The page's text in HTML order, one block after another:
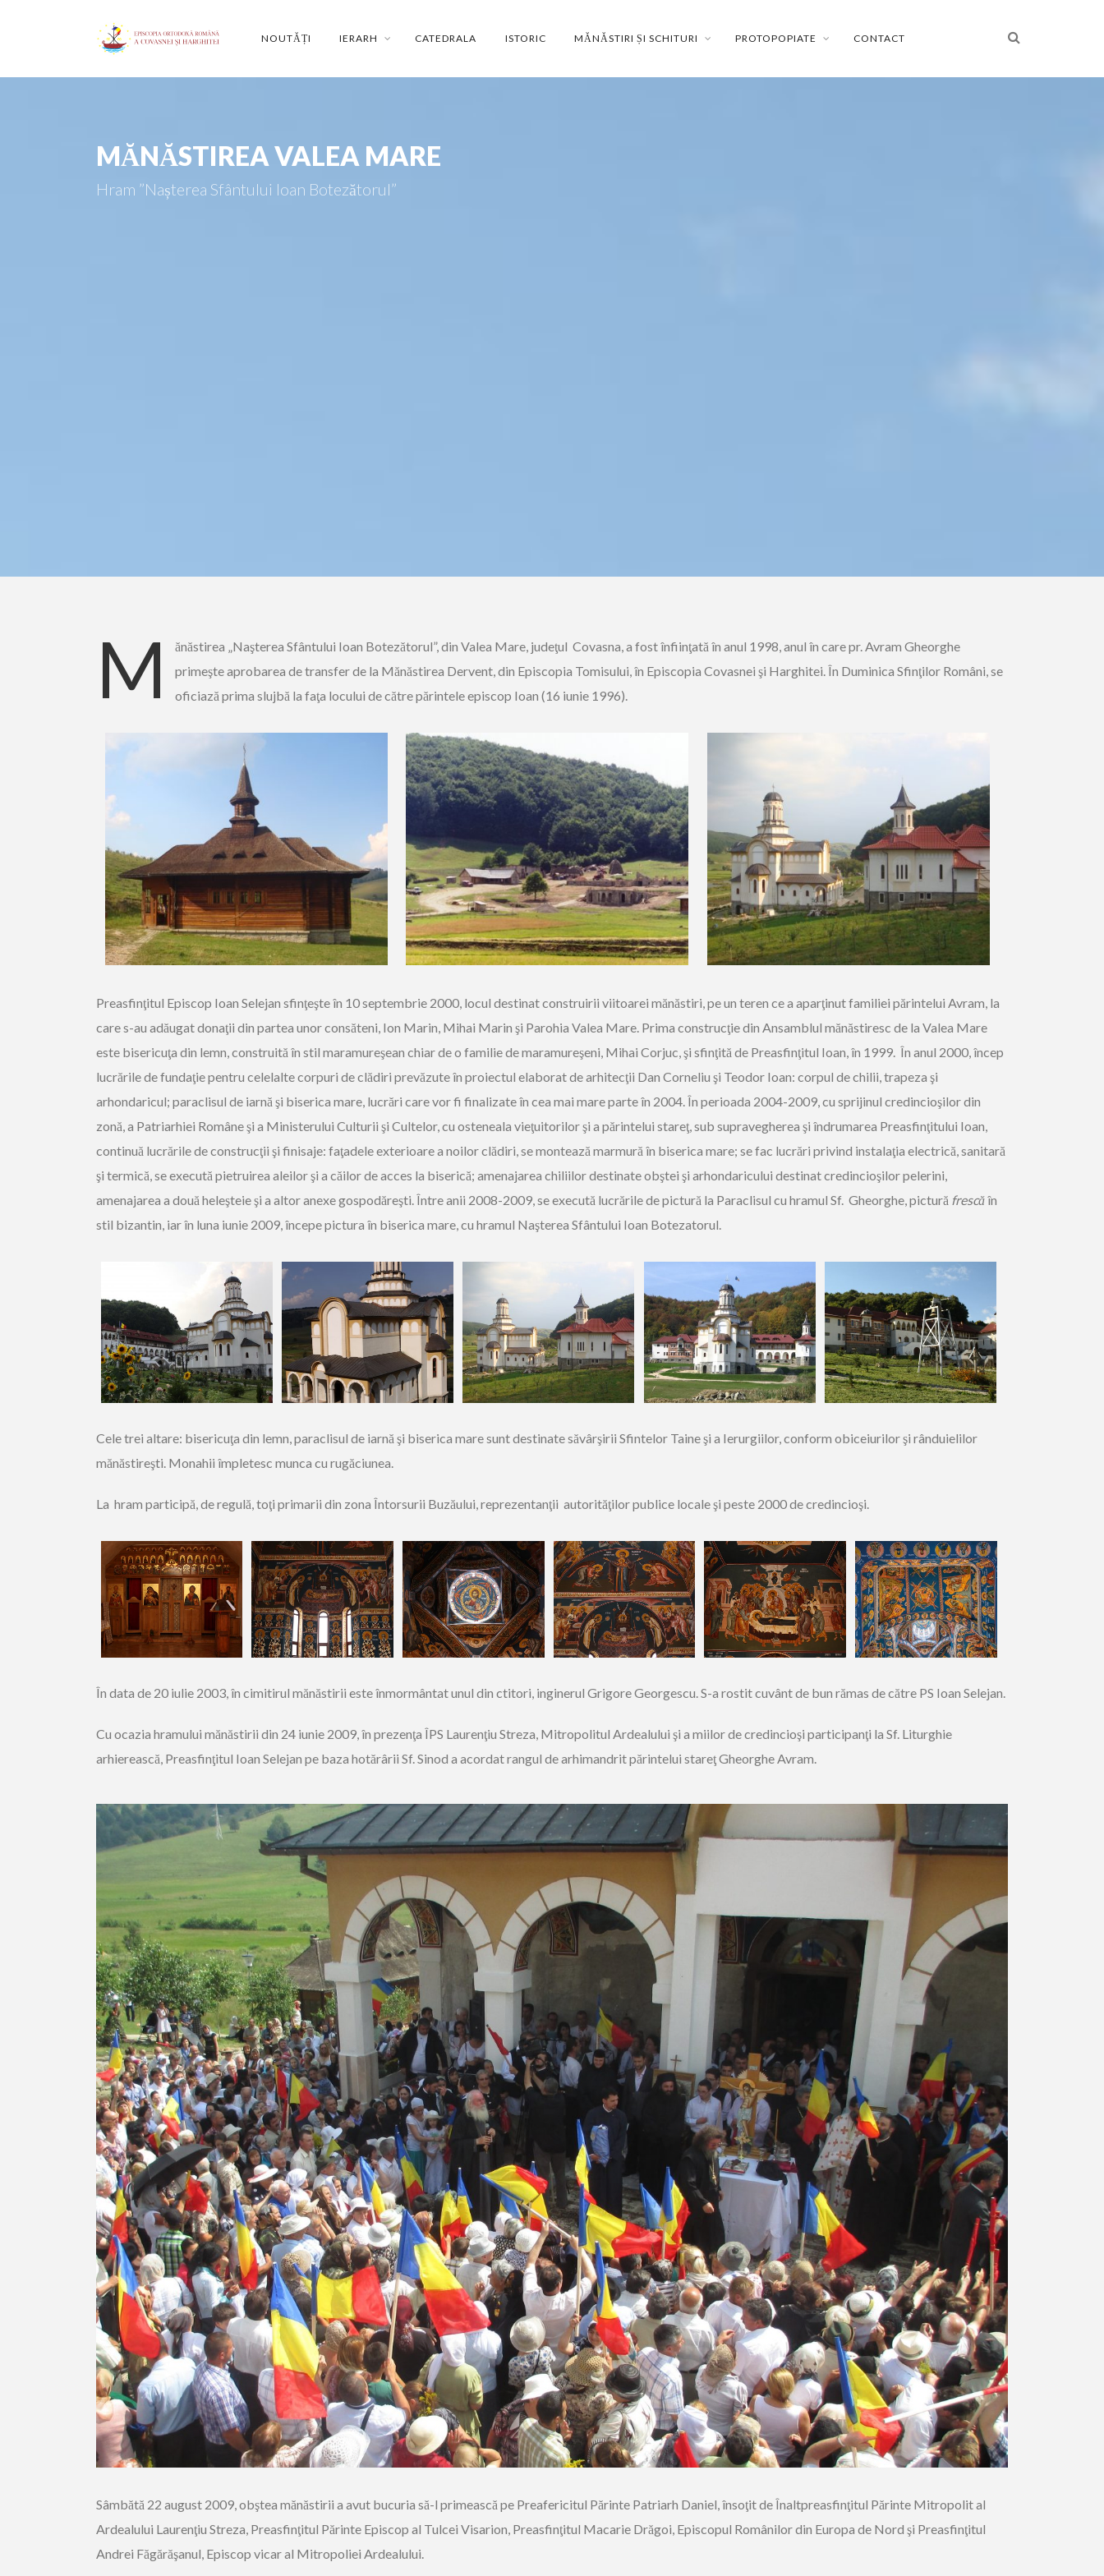
NOUTĂȚI IERARH CATEDRALA ISTORIC MĂNĂSTIRI ȘI SCHITURI PROTOPOPIATE CONTACT
MĂNĂSTIREA VALEA MARE
Hram ”Nașterea Sfântului Ioan Botezătorul”
M
ănăstirea „Naşterea Sfântului Ioan Botezătorul”, din Valea Mare, judeţul Covasna, a fost înfiinţată în anul 1998, anul în care pr. Avram Gheorghe
primeşte aprobarea de transfer de la Mănăstirea Dervent, din Episcopia Tomisului, în Episcopia Covasnei şi Harghitei. În Duminica Sfinţilor Români, se
oficiază prima slujbă la faţa locului de către părintele episcop Ioan (16 iunie 1996).
Preasfinţitul Episcop Ioan Selejan sfinţeşte în 10 septembrie 2000, locul destinat construirii viitoarei mănăstiri, pe un teren ce a aparţinut familiei părintelui Avram, la
care s-au adăugat donaţii din partea unor consăteni, Ion Marin, Mihai Marin şi Parohia Valea Mare. Prima construcţie din Ansamblul mănăstiresc de la Valea Mare
este bisericuţa din lemn, construită în stil maramureşean chiar de o familie de maramureşeni, Mihai Corjuc, şi sfinţită de Preasfinţitul Ioan, în 1999. În anul 2000, încep
lucrările de fundaţie pentru celelalte corpuri de clădiri prevăzute în proiectul elaborat de arhitecţii Dan Corneliu şi Teodor Ioan: corpul de chilii, trapeza şi
arhondaricul; paraclisul de iarnă şi biserica mare, lucrări care vor fi finalizate în cea mai mare parte în 2004. În perioada 2004-2009, cu sprijinul credincioşilor din
zonă, a Patriarhiei Române şi a Ministerului Culturii şi Cultelor, cu osteneala vieţuitorilor şi a părintelui stareţ, sub supravegherea şi îndrumarea Preasfinţitului Ioan,
continuă lucrările de construcţii şi finisaje: faţadele exterioare a noilor clădiri, se montează marmură în biserica mare; se fac lucrări privind instalaţia electrică, sanitară
şi termică, se execută pietruirea aleilor şi a căilor de acces la biserică; amenajarea chiliilor destinate obştei şi arhondaricului destinat credincioşilor pelerini,
amenajarea a două heleşteie şi a altor anexe gospodăreşti. Între anii 2008-2009, se execută lucrările de pictură la Paraclisul cu hramul Sf. Gheorghe, pictură frescăîn
stil bizantin, iar în luna iunie 2009, începe pictura în biserica mare, cu hramul Naşterea Sfântului Ioan Botezatorul.
Cele trei altare: bisericuţa din lemn, paraclisul de iarnă şi biserica mare sunt destinate săvârşirii Sfintelor Taine şi a Ierurgiilor, conform obiceiurilor şi rânduielilor
mănăstireşti. Monahii împletesc munca cu rugăciunea.
La hram participă, de regulă, toţi primarii din zona Întorsurii Buzăului, reprezentanţii autorităţilor publice locale şi peste 2000 de credincioşi.
În data de 20 iulie 2003, în cimitirul mănăstirii este înmormântat unul din ctitori, inginerul Grigore Georgescu. S-a rostit cuvânt de bun rămas de către PS Ioan Selejan.
Cu ocazia hramului mănăstirii din 24 iunie 2009, în prezenţa ÎPS Laurenţiu Streza, Mitropolitul Ardealului şi a miilor de credincioşi participanţi la Sf. Liturghie
arhierească, Preasfinţitul Ioan Selejan pe baza hotărârii Sf. Sinod a acordat rangul de arhimandrit părintelui stareţ Gheorghe Avram.
Sâmbătă 22 august 2009, obştea mănăstirii a avut bucuria să-l primească pe Preafericitul Părinte Patriarh Daniel, însoţit de Înaltpreasfinţitul Părinte Mitropolit al
Ardealului Laurenţiu Streza, Preasfinţitul Părinte Episcop al Tulcei Visarion, Preasfinţitul Macarie Drăgoi, Episcopul Românilor din Europa de Nord şi Preasfinţitul
Andrei Făgărăşanul, Episcop vicar al Mitropoliei Ardealului.